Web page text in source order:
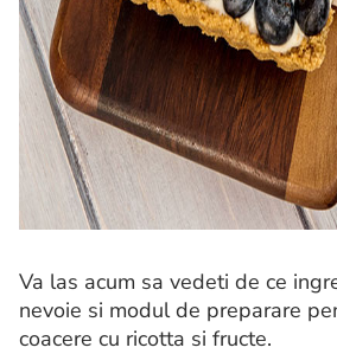
Va las acum sa vedeti de ce
nevoie si modul de preparare
coacere cu ricotta si fructe.